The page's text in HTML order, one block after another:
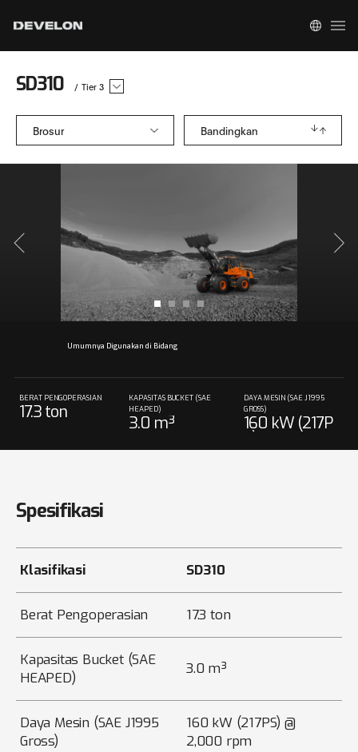
SD310 / Tier 3
Brosur Bandingkan
Umumnya Digunakan di Bidang
BERAT PENGOPERASIAN
17.3 ton
KAPASITAS BUCKET (SAE
HEAPED)
3.0 m³
DAYA MESIN (SAE J1995
GROSS)
160 kW (217P
m
Spesifikasi
Klasifikasi SD310
Berat Pengoperasian 17.3 ton
Kapasitas Bucket (SAE
HEAPED)
3.0 m³
Daya Mesin (SAE J1995
Gross)
160 kW (217PS) @
2,000 rpm